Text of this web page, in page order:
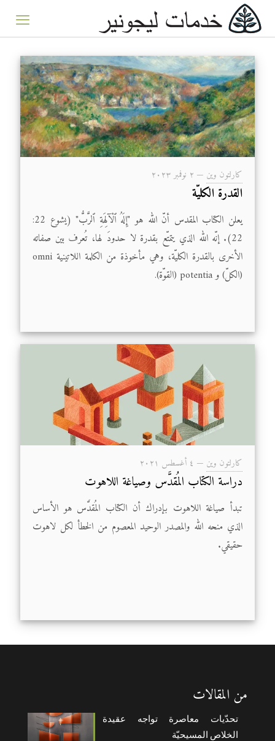
كارلتون وين — ۲ نوفمبر ۲۰۲۳
القدرة الكليّة
يعلن الكتاب المقدس أنّ الله هو "إِلَهُ ٱلْآلِهَةِ ٱلرَّبُّ" (يشوع 22:
22). إنّه الله الذي يتمتّع بقدرة لا حدودَ لها، تُعرف بين صفاته
الأخرى بالقدرة الكليّة، وهي مأخوذة من الكلمة اللاتينية omni
(الكلّ) و potentia (القوّة).
كارلتون وين — ٤ أغسطس ۲۰۲۱
دراسة الكتاب المُقدَّس وصياغة اللاهوت
تبدأ صياغة اللاهوت بإدراك أن الكتاب المُقدَّس هو الأساس
الذي منحه الله والمصدر الوحيد المعصوم من الخطأ لكل لاهوت
حقيقي.
من المقالات
تحدّيات معاصرة تواجه عقيدة
الخلاص المسيحيّة